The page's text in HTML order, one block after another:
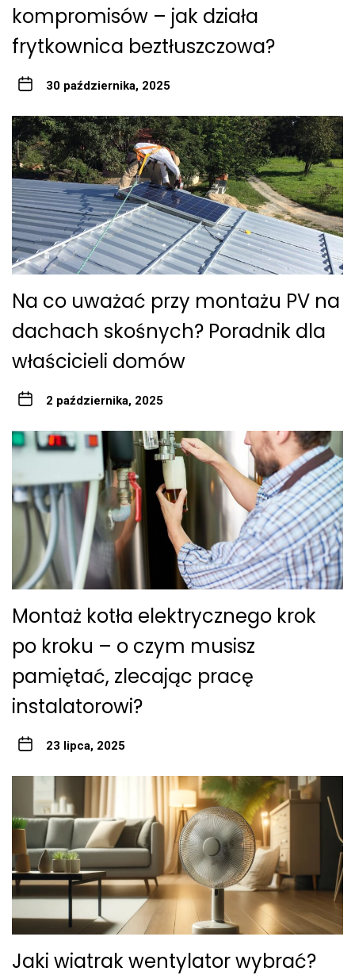
kompromisów – jak działa
frytkownica beztłuszczowa?
30 października, 2025
Na co uważać przy montażu PV na
dachach skośnych? Poradnik dla
właścicieli domów
2 października, 2025
Montaż kotła elektrycznego krok
po kroku – o czym musisz
pamiętać, zlecając pracę
instalatorowi?
23 lipca, 2025
Jaki wiatrak wentylator wybrać?